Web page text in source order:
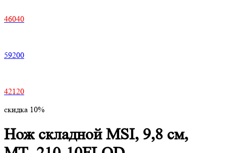
46040
59200
42120
скидка 10%
Нож складной MSI, 9,8 см,